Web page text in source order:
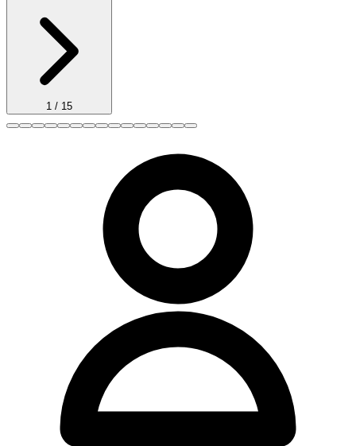
1 / 15